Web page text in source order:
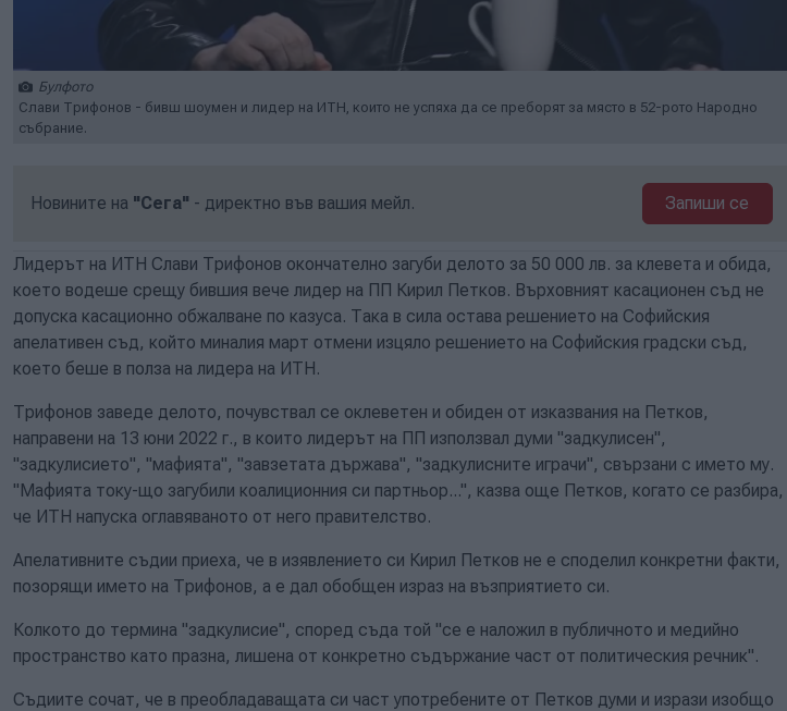
Булфото
Слави Трифонов - бивш шоумен и лидер на ИТН, които не успяха да се преборят за място в 52-рото Народно
събрание.
Новините на "Сега" - директно във вашия мейл. Запиши се
Лидерът на ИТН Слави Трифонов окончателно загуби делото за 50 000 лв. за клевета и обида,
което водеше срещу бившия вече лидер на ПП Кирил Петков. Върховният касационен съд не
допуска касационно обжалване по казуса. Така в сила остава решението на Софийския
апелативен съд, който миналия март отмени изцяло решението на Софийския градски съд,
което беше в полза на лидера на ИТН.
Трифонов заведе делото, почувствал се оклеветен и обиден от изказвания на Петков,
направени на 13 юни 2022 г., в които лидерът на ПП използвал думи "задкулисен",
"задкулисието", "мафията", "завзетата държава", "задкулисните играчи", свързани с името му.
"Мафията току-що загубили коалиционния си партньор...", казва още Петков, когато се разбира,
че ИТН напуска оглавяваното от него правителство.
Апелативните съдии приеха, че в изявлението си Кирил Петков не е споделил конкретни факти,
позорящи името на Трифонов, а е дал обобщен израз на възприятието си.
Колкото до термина "задкулисие", според съда той "се е наложил в публичното и медийно
пространство като празна, лишена от конкретно съдържание част от политическия речник".
Съдиите сочат, че в преобладаващата си част употребените от Петков думи и изрази изобщо